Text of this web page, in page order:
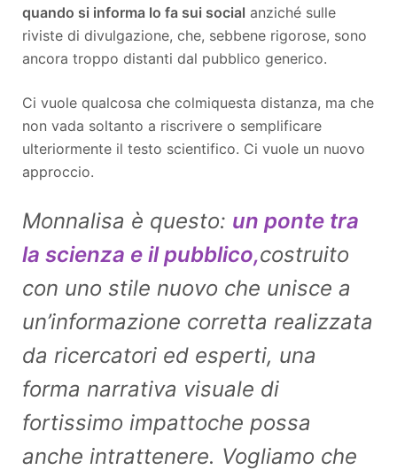
quando si informa lo fa sui social anziché sulle
riviste di divulgazione, che, sebbene rigorose, sono
ancora troppo distanti dal pubblico generico.
Ci vuole qualcosa che colmiquesta distanza, ma che
non vada soltanto a riscrivere o semplificare
ulteriormente il testo scientifico. Ci vuole un nuovo
approccio.
Monnalisa è questo: un ponte tra
la scienza e il pubblico,costruito
con uno stile nuovo che unisce a
un’informazione corretta realizzata
da ricercatori ed esperti, una
forma narrativa visuale di
fortissimo impattoche possa
anche intrattenere. Vogliamo che